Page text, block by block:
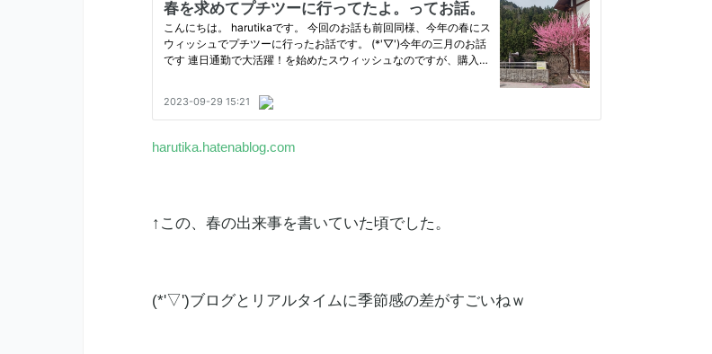
harutika.hatenablog.com
↑この、春の出来事を書いていた頃でした。
(*'▽')ブログとリアルタイムに季節感の差がすごいねｗ